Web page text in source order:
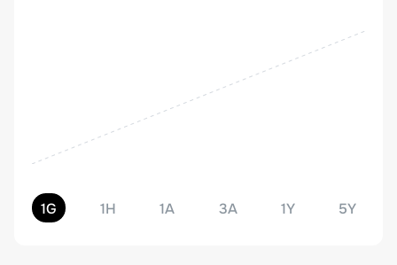
1G 1H 1A 3A 1Y 5Y